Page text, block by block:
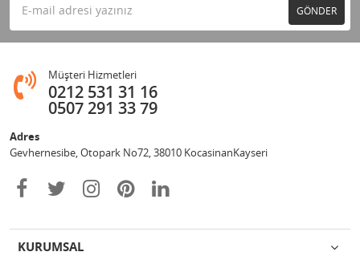
GÖNDER
Müşteri Hizmetleri
0212 531 31 16
0507 291 33 79
Adres
Gevhernesibe, Otopark No72, 38010 KocasinanKayseri
KURUMSAL